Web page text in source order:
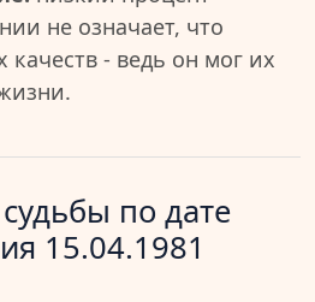
не означает, что
качеств - ведь он мог их
по дате
15.04.1981